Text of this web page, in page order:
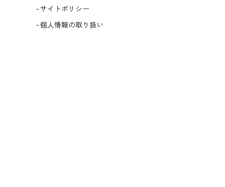
サイトポリシー
個人情報の取り扱い